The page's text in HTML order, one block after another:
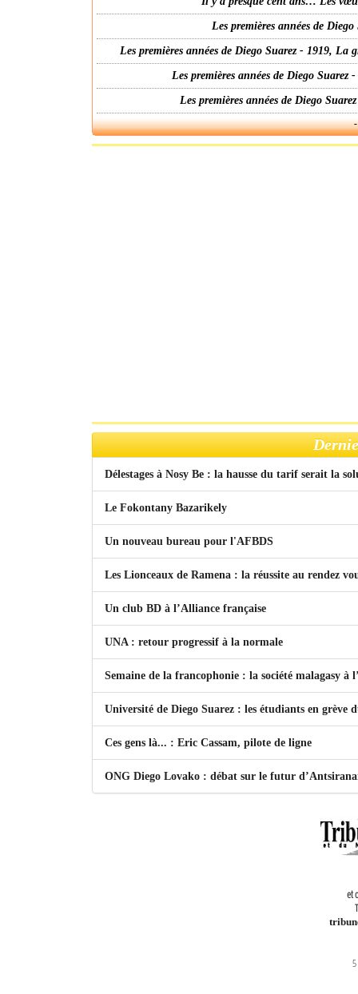
Les premières années de
Les premières années de Diego Suarez - 1919,
Les premières années de Diego
Les premières années de Diego
Délestages à Nosy Be : la hausse du tarif serait la
Le Fokontany Bazarikely
Un nouveau bureau pour l'AFBDS
Les Lionceaux de Ramena : la réussite au rendez
Un club BD à l’Alliance française
UNA : retour progressif à la normale
Semaine de la francophonie : la société malagasy à
Université de Diego Suarez : les étudiants en grève
Ces gens là... : Eric Cassam, pilote de ligne
ONG Diego Lovako : débat sur le futur
et